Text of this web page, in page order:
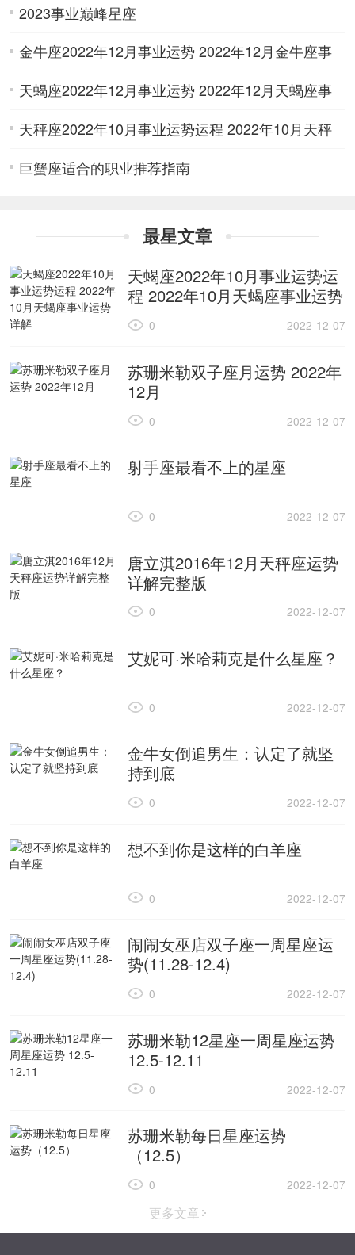
业运势详解
2023事业巅峰星座
金牛座2022年12月事业运势 2022年12月金牛座事
业运势详解
天蝎座2022年12月事业运势 2022年12月天蝎座事
业运势详解
天秤座2022年10月事业运势运程 2022年10月天秤
座事业运势详解
巨蟹座适合的职业推荐指南
最星文章
天蝎座2022年10月事业运势运
程 2022年10月天蝎座事业运势
详解
2022-12-07
0
苏珊米勒双子座月运势 2022年
12月
2022-12-07
0
射手座最看不上的星座
2022-12-07
0
唐立淇2016年12月天秤座运势
详解完整版
2022-12-07
0
艾妮可·米哈莉克是什么星座？
2022-12-07
0
金牛女倒追男生：认定了就坚
持到底
2022-12-07
0
想不到你是这样的白羊座
2022-12-07
0
闹闹女巫店双子座一周星座运
势(11.28-12.4)
2022-12-07
0
苏珊米勒12星座一周星座运势
12.5-12.11
2022-12-07
0
苏珊米勒每日星座运势
（12.5）
2022-12-07
0
更多文章